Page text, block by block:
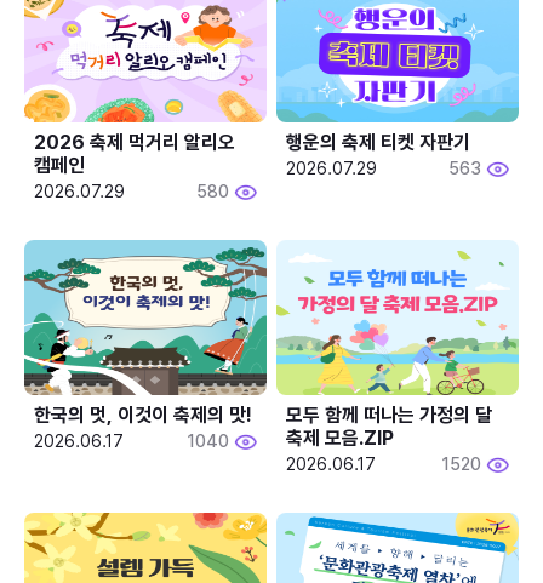
2026 축제 먹거리 알리오
캠페인
2026.07.29 580
행운의 축제 티켓 자판기
2026.07.29 563
한국의 멋, 이것이 축제의 맛!
2026.06.17 1040
모두 함께 떠나는 가정의 달
축제 모음.ZIP
2026.06.17 1520